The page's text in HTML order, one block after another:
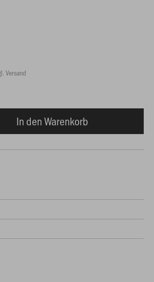
Versand
In den Warenkorb